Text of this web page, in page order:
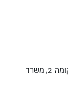
רחוב יגאל אלון 159 תל-אביב כניסה B, קומה 2, משרד